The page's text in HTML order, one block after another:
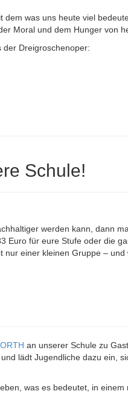
dem was uns heute viel
Moral und dem Hunger von
der Dreigroschenoper:
Schule!
werden kann, dann
Euro für eure Stufe oder die
einer kleinen Gruppe – und
an unserer Schule zu
lädt Jugendliche dazu ein,
was es bedeutet, in einem